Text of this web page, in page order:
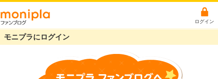
ログイン
モニプラにログイン